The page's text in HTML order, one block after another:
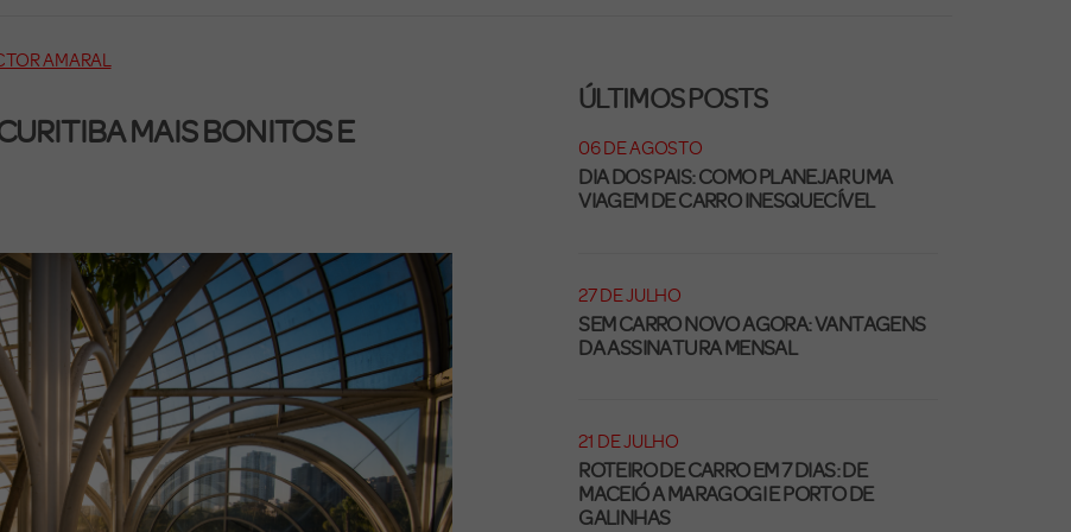
AMARAL
MAIS BONITOS E
ÚLTIMOS POSTS
06 DE AGOSTO
DIA DOS PAIS: COMO PLANEJAR UMA
VIAGEM DE CARRO INESQUECÍVEL
27 DE JULHO
SEM CARRO NOVO AGORA: VANTAGENS
DA ASSINATURA MENSAL
21 DE JULHO
ROTEIRO DE CARRO EM 7 DIAS: DE
MACEIÓ A MARAGOGI E PORTO DE
GALINHAS